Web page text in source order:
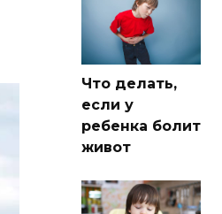
Что делать,
если у
ребенка болит
живот